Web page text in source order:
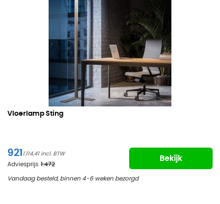
Vloerlamp Sting
921 1.114,41
Adviesprijs 1.472
Bekijk
Vandaag besteld, binnen 4-6 weken bezorgd